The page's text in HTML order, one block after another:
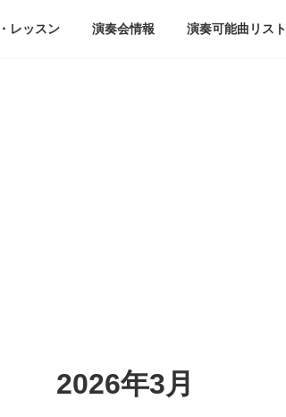
レッスン 演奏会情報 演奏可能曲リスト
2026年3月